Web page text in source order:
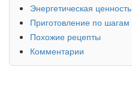
Энергетическая ценность
Приготовление по шагам
Похожие рецепты
Комментарии